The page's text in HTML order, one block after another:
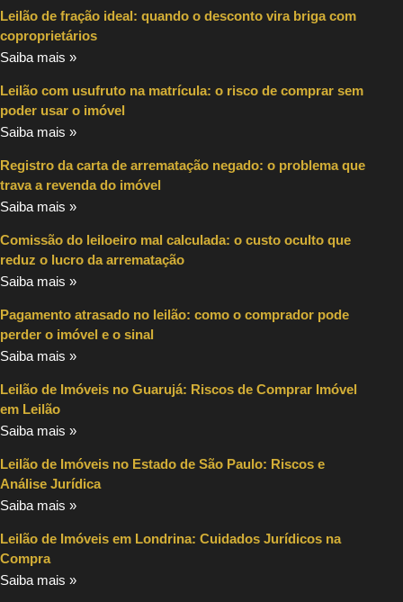
Leilão de fração ideal: quando o desconto vira briga com
coproprietários
Saiba mais »
Leilão com usufruto na matrícula: o risco de comprar sem
poder usar o imóvel
Saiba mais »
Registro da carta de arrematação negado: o problema que
trava a revenda do imóvel
Saiba mais »
Comissão do leiloeiro mal calculada: o custo oculto que
reduz o lucro da arrematação
Saiba mais »
Pagamento atrasado no leilão: como o comprador pode
perder o imóvel e o sinal
Saiba mais »
Leilão de Imóveis no Guarujá: Riscos de Comprar Imóvel
em Leilão
Saiba mais »
Leilão de Imóveis no Estado de São Paulo: Riscos e
Análise Jurídica
Saiba mais »
Leilão de Imóveis em Londrina: Cuidados Jurídicos na
Compra
Saiba mais »